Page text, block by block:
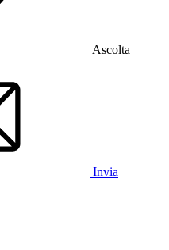
Ascolta
Invia